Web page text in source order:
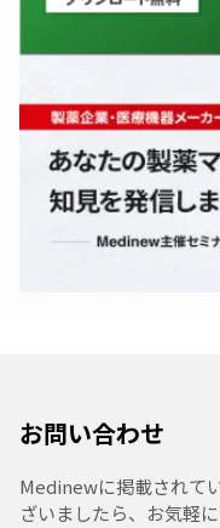
お問い合わせ
Medinewに掲載されて
ざいましたら、お気軽